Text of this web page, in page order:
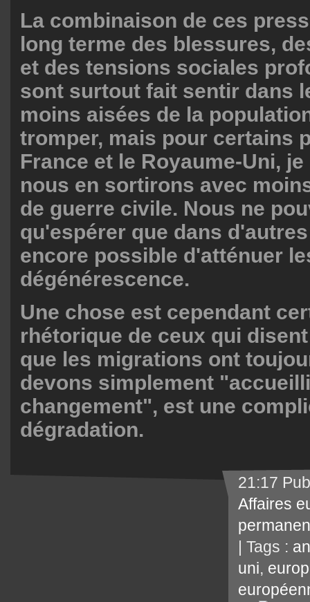
La combinaison de ces
long terme des blessures,
et des tensions sociales
sont surtout fait sentir dans
moins aisées de la
tromper, mais pour certains
France et le Royaume-Uni,
nous en sortirons avec
de guerre civile. Nous ne
qu'espérer que dans
encore possible d'atténuer
dégénérescence.
Une chose est cependant
rhétorique de ceux qui
que les migrations ont
devons simplement
changement", est une
dégradation.
21:17
Affaires
| Tags :
uni,